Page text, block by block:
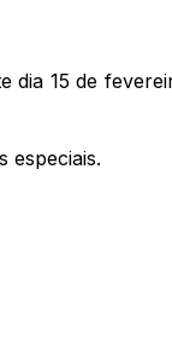
dia 15 de
especiais.